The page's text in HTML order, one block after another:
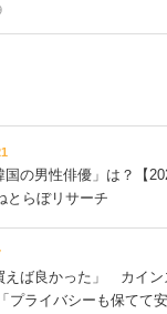
国の男性俳優」は？【
とらぼリサーチ
えば良かった」 カイン
プライバシーも保てて